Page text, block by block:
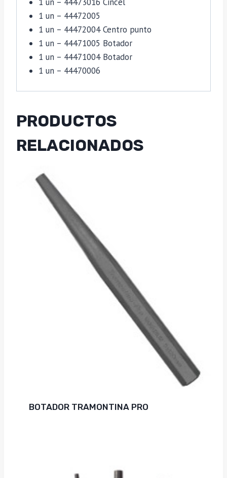
1 un – 44472005
1 un – 44472004 Centro punto
1 un – 44471005 Botador
1 un – 44471004 Botador
1 un – 44470006
PRODUCTOS
RELACIONADOS
BOTADOR TRAMONTINA PRO